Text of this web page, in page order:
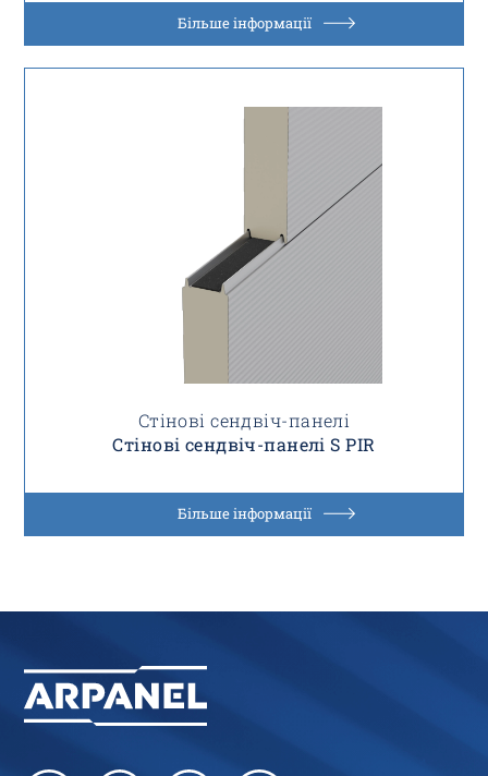
Більше інформації
Стінові сендвіч-панелі
Стінові сендвіч-панелі S PIR
Більше інформації